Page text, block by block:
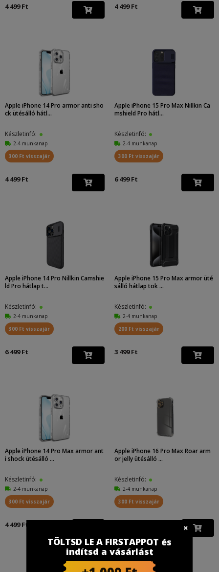
4 499 Ft 4 499 Ft
Apple iPhone 14 Pro armor anti sho
ck ütésálló hátl...
Készletinfó:
2-4 munkanap
300 Ft visszajár
4 499 Ft
Apple iPhone 15 Pro Max Nillkin Ca
mshield Pro hátl...
Készletinfó:
2-4 munkanap
300 Ft visszajár
6 499 Ft
Apple iPhone 14 Pro Nillkin Camshie
ld Pro hátlap t...
Készletinfó:
2-4 munkanap
300 Ft visszajár
6 499 Ft
Apple iPhone 15 Pro Max armor üté
sálló hátlap tok ...
Készletinfó:
2-4 munkanap
200 Ft visszajár
3 499 Ft
Apple iPhone 14 Pro Max armor ant
i shock ütésálló ...
Készletinfó:
2-4 munkanap
300 Ft visszajár
4 499 Ft
Apple iPhone 16 Pro Max Roar arm
or jelly ütésálló ...
Készletinfó:
2-4 munkanap
300 Ft visszajár
TÖLTSD LE A FIRSTAPPOT és
indítsd a vásárlást